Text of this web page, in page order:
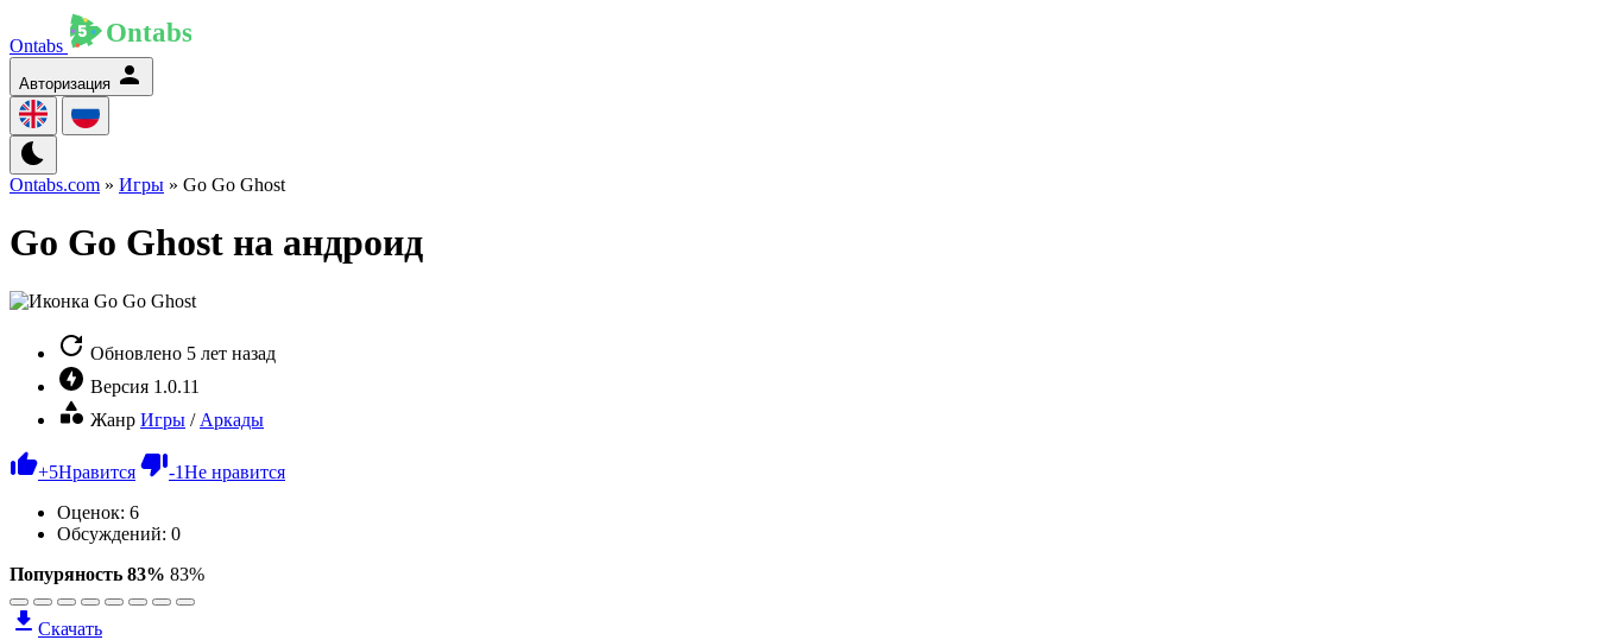
Ontabs
Авторизация
Ontabs.com » Игры » Go Go Ghost
Go Go Ghost на андроид
Обновлено 5 лет назад
Версия 1.0.11
Жанр Игры / Аркады
+5Нравится -1Не нравится
Оценок: 6
Обсуждений: 0
Попуряность 83% 83%
Скачать